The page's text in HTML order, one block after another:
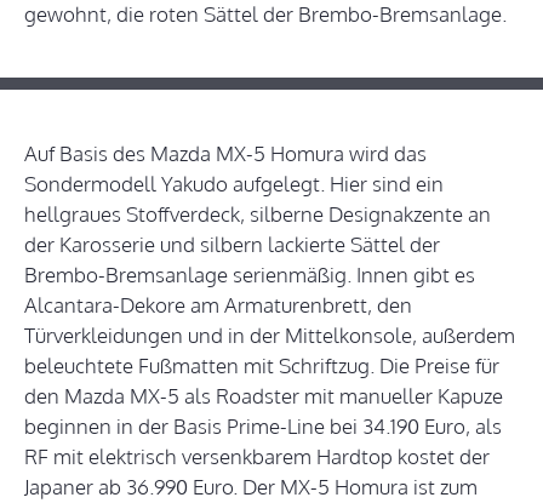
gewohnt, die roten Sättel der Brembo-Bremsanlage.
Auf Basis des Mazda MX-5 Homura wird das
Sondermodell Yakudo aufgelegt. Hier sind ein
hellgraues Stoffverdeck, silberne Designakzente an
der Karosserie und silbern lackierte Sättel der
Brembo-Bremsanlage serienmäßig. Innen gibt es
Alcantara-Dekore am Armaturenbrett, den
Türverkleidungen und in der Mittelkonsole, außerdem
beleuchtete Fußmatten mit Schriftzug. Die Preise für
den Mazda MX-5 als Roadster mit manueller Kapuze
beginnen in der Basis Prime-Line bei 34.190 Euro, als
RF mit elektrisch versenkbarem Hardtop kostet der
Japaner ab 36.990 Euro. Der MX-5 Homura ist zum